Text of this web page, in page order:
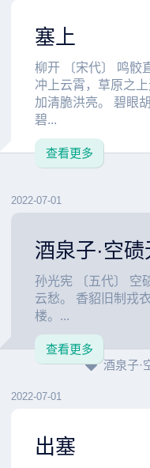
塞上
柳开 〔宋代〕 鸣骹
冲上云霄，草原之
加清脆洪亮。 碧眼
碧...
查看更多
2022-07-01
酒泉子·空
孙光宪 〔五代〕 空
云愁。 香貂旧制戎
楼。...
查看更多
酒泉子·
2022-07-01
出塞